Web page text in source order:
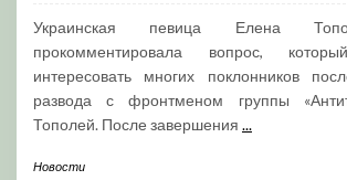
Украинская певица Елена
прокомментировала вопрос,
интересовать многих поклонников
развода с фронтменом группы
Тополей. После завершения ...
Новости